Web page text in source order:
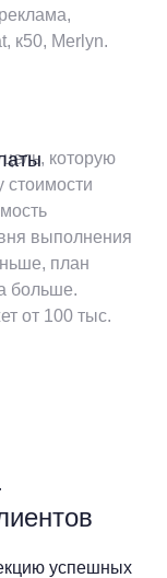
к50, Merlyn.
которую
стоимости
выполнения
план
больше.
от 100 тыс.
успешных